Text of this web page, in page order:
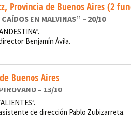
Provincia de Buenos Aires (2
CAÍDOS EN MALVINAS” – 20/10
Benjamín Ávila.
Buenos Aires
– 13/10
de dirección Pablo Zubizarreta.